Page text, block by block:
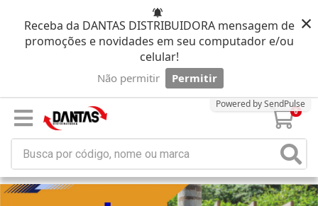
Receba da DANTAS DISTRIBUIDORA mensagem de
promoções e novidades em seu computador e/ou
celular!
Não permitir Permitir
Powered by SendPulse
×
0